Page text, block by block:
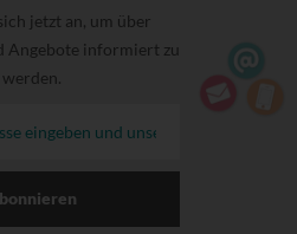
jetzt an, um über
Angebote informiert zu
werden.